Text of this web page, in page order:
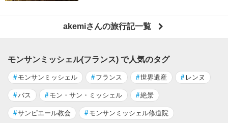
akemiさんの旅行記一覧
モンサンミッシェル(フランス) で人気のタグ
# モンサンミッシェル # フランス #世界遺産 # レンヌ
#バス # モン・サン・ミッシェル #絶景
#サンピエール教会 # モンサンミッシェル修道院